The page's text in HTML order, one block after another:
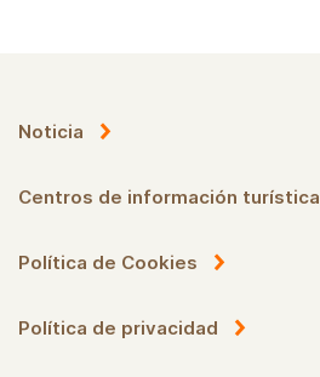
Noticia
Centros de información turística
Política de Cookies
Política de privacidad